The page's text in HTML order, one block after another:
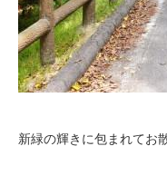
新緑の輝きに包まれてお